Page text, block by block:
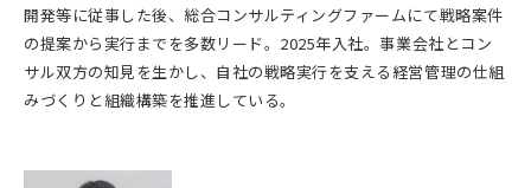
開発等に従事した後、総合コンサルティングファームにて戦略案件
の提案から実行までを多数リード。2025年入社。事業会社とコン
サル双方の知見を生かし、自社の戦略実行を支える経営管理の仕組
みづくりと組織構築を推進している。